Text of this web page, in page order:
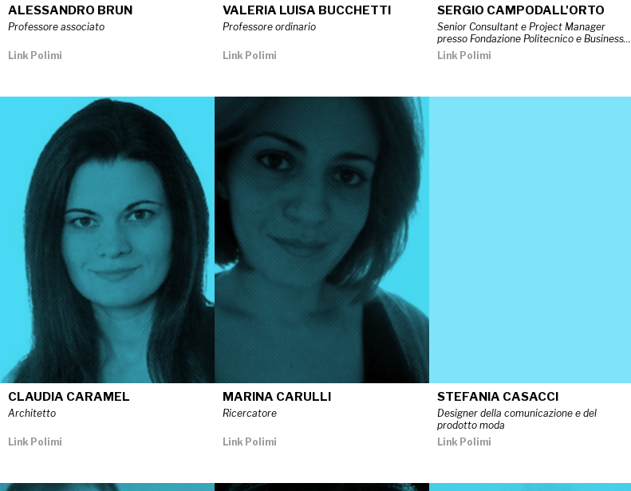
ALESSANDRO BRUN
Professore associato
Link Polimi
VALERIA LUISA BUCCHETTI
Professore ordinario
Link Polimi
SERGIO CAMPODALL'ORTO
Senior Consultant e Project Manager
presso Fondazione Politecnico e Business…
Link Polimi
CLAUDIA CARAMEL
Architetto
Link Polimi
MARINA CARULLI
Ricercatore
Link Polimi
STEFANIA CASACCI
Designer della comunicazione e del
prodotto moda
Link Polimi